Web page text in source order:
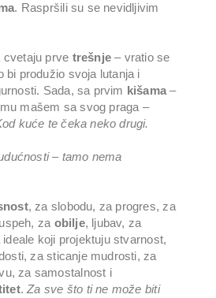
. Raspršili su se nevidljivim
cvetaju prve trešnje– vratio se
bi produžio svoja lutanja i
Sada, sa prvim kišama–
mašem sa svog praga –
kuće te čeka neko drugi.
– tamo nema
, za slobodu, za progres, za
za obilje, ljubav, za
koji projektuju stvarnost,
za sticanje mudrosti, za
za samostalnost i
.Za sve što ti ne može biti